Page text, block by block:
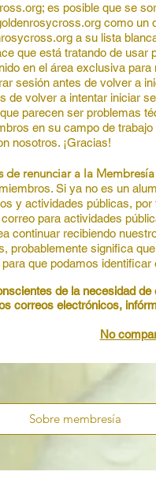
es posible que se
como un
a su lista
que está tratando de
en el área exclusiva
sesión antes de volver a
de volver a intentar iniciar
parecen ser problemas
en su campo de
nosotros. ¡Gracias!
de renunciar a la
Si ya no es un
y actividades públicas, por
para actividades
continuar recibiendo
probablemente significa
que podamos
de la necesidad
correos electrónicos,
No
Sobre membresía